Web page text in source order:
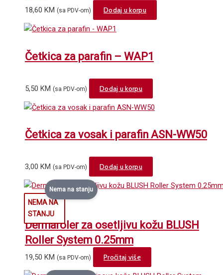
page
18,60 KM (sa PDV-om) Dodaj u korpu
Četkica za parafin – WAP1
5,50 KM (sa PDV-om) Dodaj u korpu
Četkica za vosak i parafin ASN-WW50
3,00 KM (sa PDV-om) Dodaj u korpu
Nema na stanju
Dermaroler za osetljivu kožu BLUSH
Roller System 0.25mm
19,50 KM (sa PDV-om) Pročitaj više